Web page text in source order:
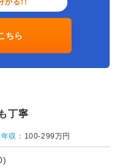
かる!!
ちら
丁寧
年収： 100-299万円